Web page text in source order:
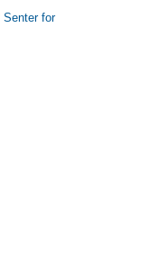
Senter for